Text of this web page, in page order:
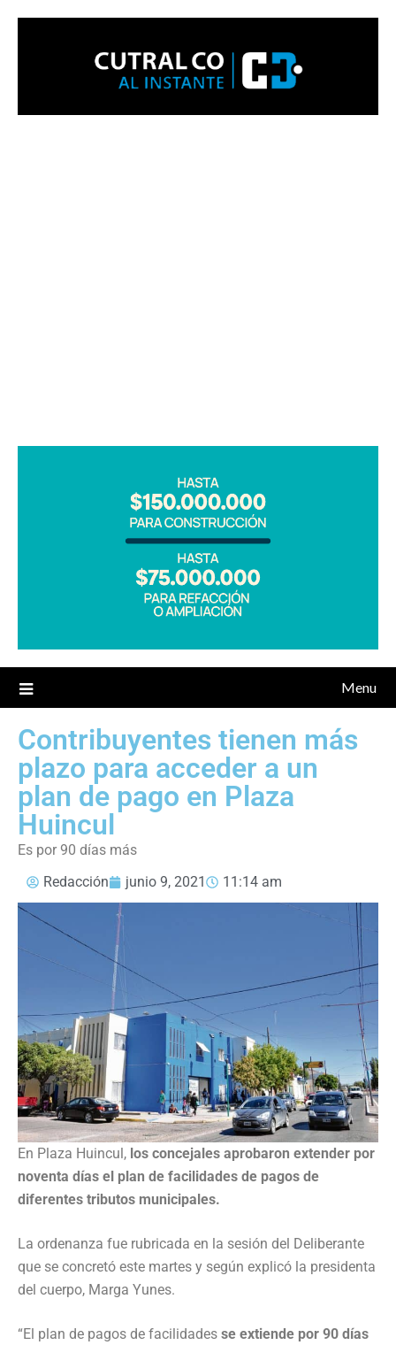
Menu
Contribuyentes tienen más
plazo para acceder a un
plan de pago en Plaza
Huincul
Es por 90 días más
Redacción
junio 9, 2021 11:14 am
En Plaza Huincul, los concejales aprobaron extender por
noventa días el plan de facilidades de pagos de
diferentes tributos municipales.
La ordenanza fue rubricada en la sesión del Deliberante
que se concretó este martes y según explicó la presidenta
del cuerpo, Marga Yunes.
“El plan de pagos de facilidades se extiende por 90 días